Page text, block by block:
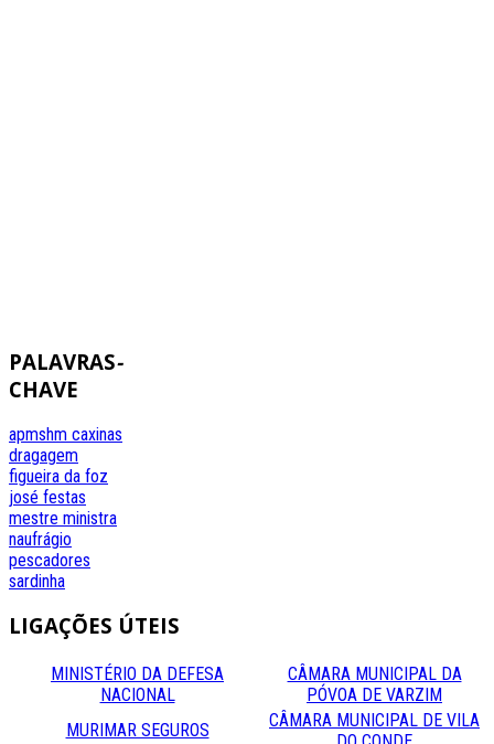
PALAVRAS-
CHAVE
apmshm caxinas
dragagem
figueira da foz
josé festas
mestre ministra
naufrágio
pescadores
sardinha
LIGAÇÕES ÚTEIS
MINISTÉRIO DA DEFESA
NACIONAL
CÂMARA MUNICIPAL DA
PÓVOA DE VARZIM
MURIMAR SEGUROS
CÂMARA MUNICIPAL DE VILA